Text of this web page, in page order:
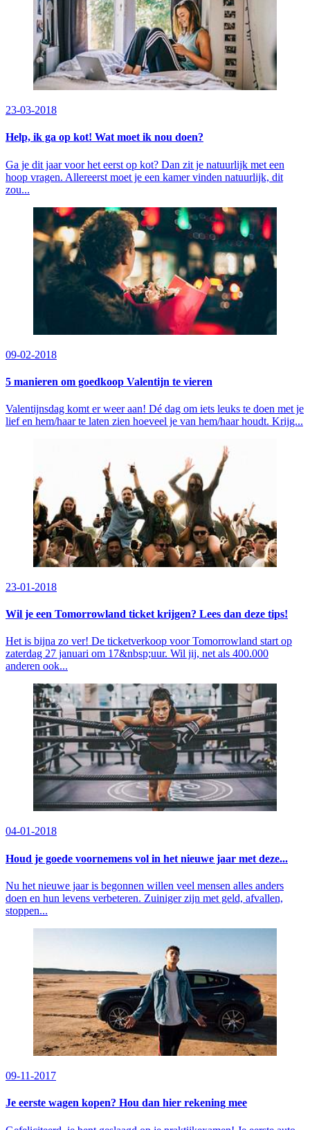
23-03-2018
Help, ik ga op kot! Wat moet ik nou doen?
Ga je dit jaar voor het eerst op kot? Dan zit je natuurlijk met een
hoop vragen. Allereerst moet je een kamer vinden natuurlijk, dit
zou...
09-02-2018
5 manieren om goedkoop Valentijn te vieren
Valentijnsdag komt er weer aan! Dé dag om iets leuks te doen met je
lief en hem/haar te laten zien hoeveel je van hem/haar houdt. Krijg...
23-01-2018
Wil je een Tomorrowland ticket krijgen? Lees dan deze tips!
Het is bijna zo ver! De ticketverkoop voor Tomorrowland start op
zaterdag 27 januari om 17&nbsp;uur. Wil jij, net als 400.000
anderen ook...
04-01-2018
Houd je goede voornemens vol in het nieuwe jaar met deze...
Nu het nieuwe jaar is begonnen willen veel mensen alles anders
doen en hun levens verbeteren. Zuiniger zijn met geld, afvallen,
stoppen...
09-11-2017
Je eerste wagen kopen? Hou dan hier rekening mee